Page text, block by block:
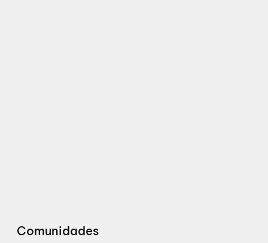
Comunidades